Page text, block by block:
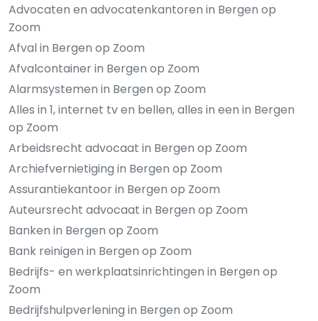
Advocaten en advocatenkantoren in Bergen op
Zoom
Afval in Bergen op Zoom
Afvalcontainer in Bergen op Zoom
Alarmsystemen in Bergen op Zoom
Alles in 1, internet tv en bellen, alles in een in Bergen
op Zoom
Arbeidsrecht advocaat in Bergen op Zoom
Archiefvernietiging in Bergen op Zoom
Assurantiekantoor in Bergen op Zoom
Auteursrecht advocaat in Bergen op Zoom
Banken in Bergen op Zoom
Bank reinigen in Bergen op Zoom
Bedrijfs- en werkplaatsinrichtingen in Bergen op
Zoom
Bedrijfshulpverlening in Bergen op Zoom